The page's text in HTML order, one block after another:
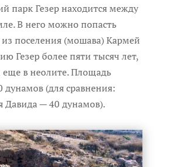
парк Гезер находится между
В него можно попасть
поселения (мошава) Кармей
Гезер более пяти тысяч лет,
в неолите. Площадь
(для сравнения:
Давида — 40 дунамов).